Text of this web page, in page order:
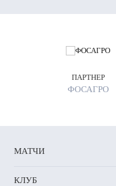
ПАРТНЕР
ФОСАГРО
МАТЧИ
КЛУБ